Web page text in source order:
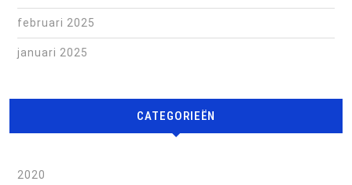
februari 2025
januari 2025
CATEGORIEËN
2020